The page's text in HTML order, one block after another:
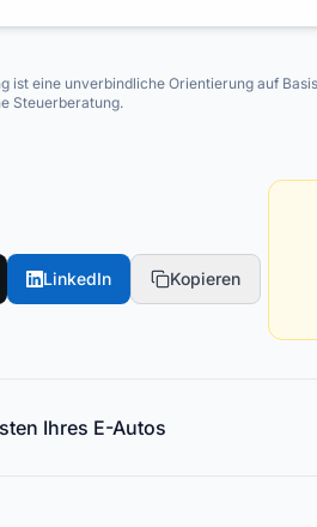
ist eine unverbindliche Orientierung auf
Steuerberatung.
LinkedIn Kopieren
Ihres E-Autos